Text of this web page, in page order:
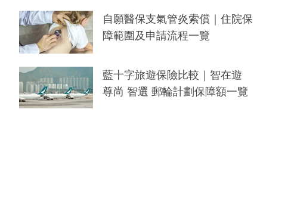
自願醫保支氣管炎索償｜住院保
障範圍及申請流程一覽
藍十字旅遊保險比較｜智在遊
尊尚 智選 郵輪計劃保障額一覽